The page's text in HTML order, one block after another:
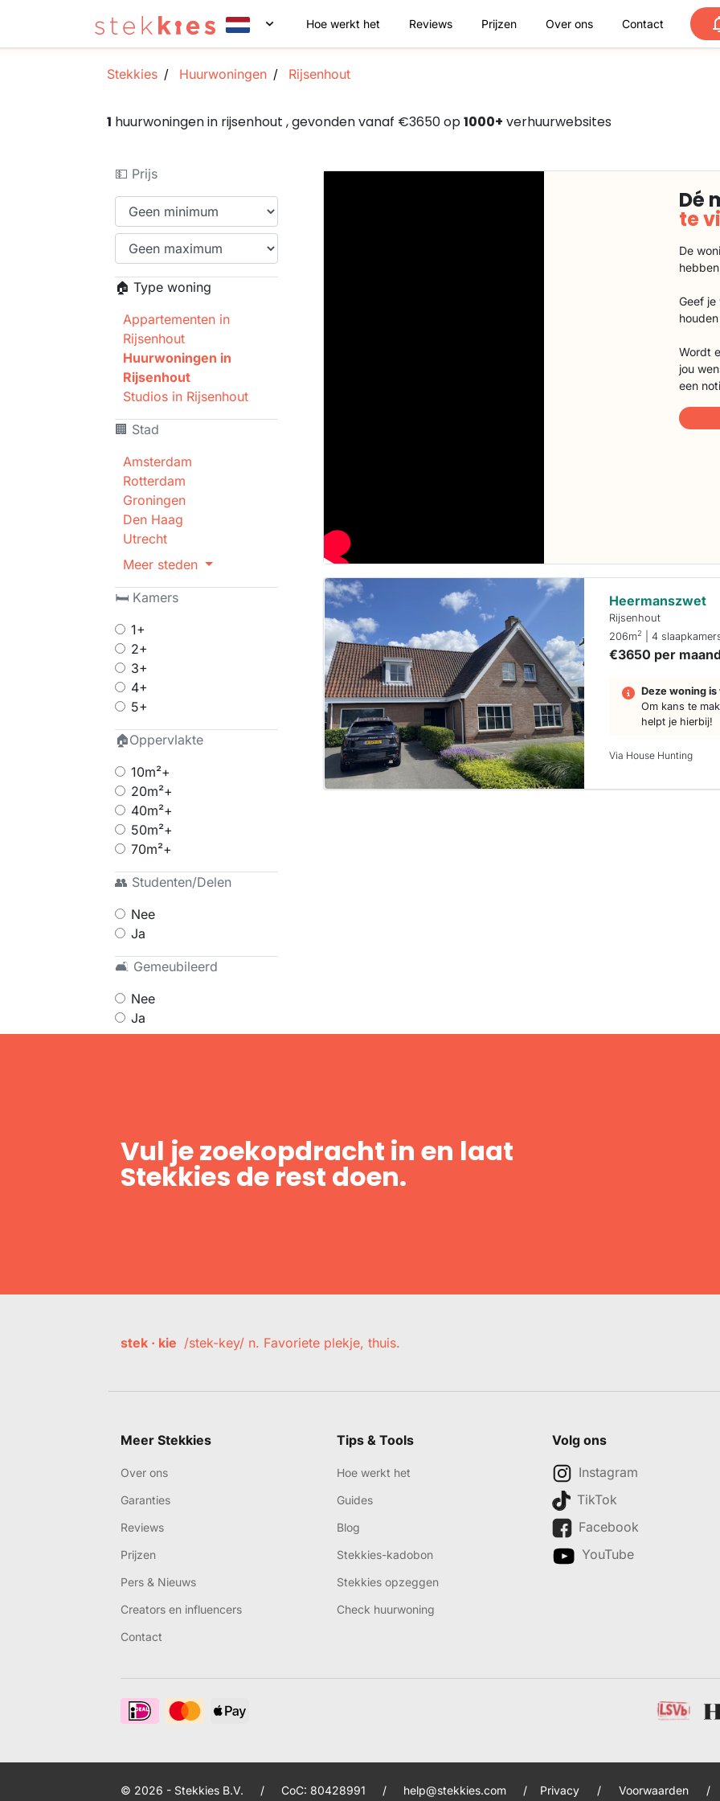
Hoe werkt het Reviews Prijzen Over ons Contact
Stekkies Huurwoningen Rijsenhout
1 huurwoningen in rijsenhout , gevonden vanaf €3650 op1000+ verhuurwebsites
💵 Prijs
🏠 Type woning
Appartementen in
Rijsenhout
Huurwoningen in
Rijsenhout
Studios in Rijsenhout
🏢 Stad
Amsterdam
Rotterdam
Groningen
Den Haag
Utrecht
Meer steden
🛏 Kamers
1+
2+
3+
4+
5+
🏠Oppervlakte
10m²+
20m²+
40m²+
50m²+
70m²+
👥 Studenten/Delen
Nee
Ja
🛋 Gemeubileerd
Nee
Ja
Dé
te
De
Geef
Wordt
jou
een
Heermanszwet
Rijsenhout
206m2 | 4
€3650 per maand
Deze woning
Om kans te
helpt je hierbij!
Via House Hunting
Vul je zoekopdracht in en laat
Stekkies de rest doen.
stek · kie /stek-key/ n. Favoriete plekje, thuis.
Meer Stekkies
Over ons
Garanties
Reviews
Prijzen
Pers & Nieuws
Creators en influencers
Contact
Tips & Tools
Hoe werkt het
Guides
Blog
Stekkies-kadobon
Stekkies opzeggen
Check huurwoning
Volg ons
Instagram
TikTok
Facebook
YouTube
© 2026 - Stekkies B.V. / CoC: 80428991 / help@stekkies.com / Privacy / Voorwaarden /